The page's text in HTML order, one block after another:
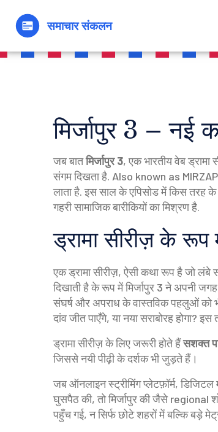
मिर्जापुर 3 – नई
जब बातमिर्जापुर 3,एक भारतीय वेब
संगम दिखता है. Also known as
लाता है.इस साल के एपिसोड में किस तरह के
गहरी सामाजिक बारीकियों का मिश्रण है.
ड्रामा सीरीज़ के
एकड्रामा सीरीज़,ऐसी कथा रूप है जो लंबे
दिखाती हैके रूप में मिर्जापुर 3 ने अपनी जगह
संघर्ष और अपराध के वास्तविक पहलुओं को
दांव जीत पाएँगे, या नया सराबोरह होगा?
ड्रामा सीरीज़ के लिए जरूरी होते हैंसशक्त
जिससे नयी पीढ़ी के दर्शक भी जुड़ते हैं।
जबऑनलाइन स्ट्रीमिंग प्लेटफ़ॉर्म,डिजिटल
घुसपैठ की, तो मिर्जापुर की जैसे regional
पहुँच गई, न सिर्फ छोटे शहरों में बल्कि बड़े